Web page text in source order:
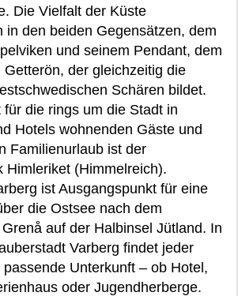
Die Vielfalt der Küste
in den beiden Gegensätzen, dem
und seinem Pendant, dem
Getterön, der gleichzeitig die
Schären bildet.
die rings um die Stadt in
Hotels wohnenden Gäste und
Familienurlaub ist der
Himleriket (Himmelreich).
ist Ausgangspunkt für eine
die Ostsee nach dem
auf der Halbinsel Jütland. In
Varberg findet jeder
Unterkunft – ob Hotel,
oder Jugendherberge.